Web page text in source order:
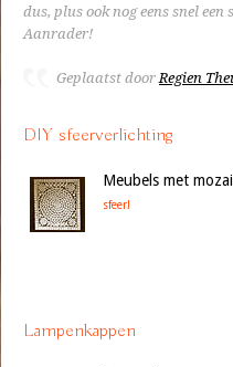
dus, plus ook nog eens snel
Aanrader!
Geplaatst doorRegien
DIY sfeerverlichting
Meubels met
sfeer!
Lampenkappen